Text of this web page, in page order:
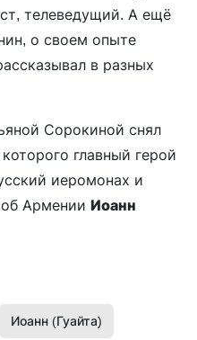
телеведущий. А ещё
о своем опыте
в разных
Сорокиной снял
главный герой
иеромонах и
Армении Иоанн
Иоанн (Гуайта)